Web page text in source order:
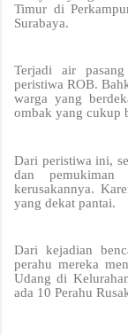
Timur di
Surabaya.
Terjadi air
peristiwa ROB.
warga yang
ombak yang cukup
Dari peristiwa ini,
dan
kerusakannya.
yang dekat pantai.
Dari kejadian
perahu mereka
Udang di
ada 10 Perahu